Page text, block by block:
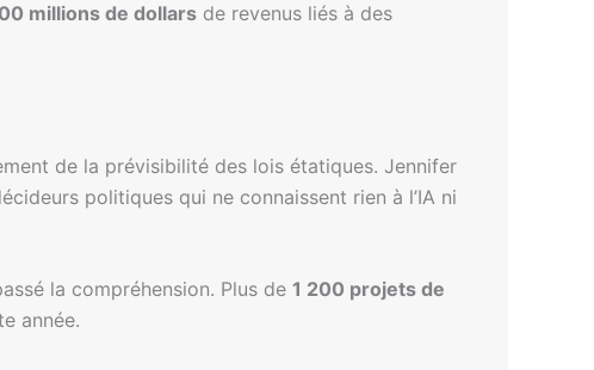
millions de dollars de revenus liés à des
de la prévisibilité des lois étatiques. Jennifer
politiques qui ne connaissent rien à l’IA ni
la compréhension. Plus de 1 200 projets de
année.